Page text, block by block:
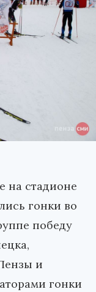
на стадионе
гонки во
победу
и
гонки